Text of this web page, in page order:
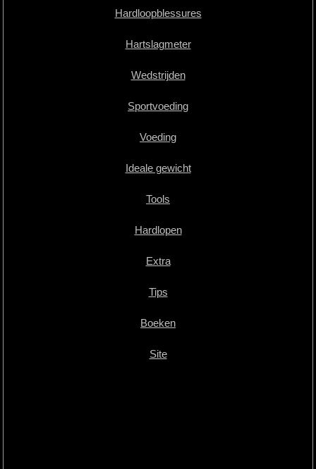
Hardloopblessures
Hartslagmeter
Wedstrijden
Sportvoeding
Voeding
Ideale gewicht
Tools
Hardlopen
Extra
Tips
Boeken
Site